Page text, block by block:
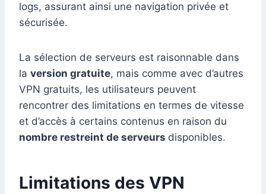
logs, assurant ainsi une navigation privée et
sécurisée.
La sélection de serveurs est raisonnable dans
la version gratuite, mais comme avec d’autres
VPN gratuits, les utilisateurs peuvent
rencontrer des limitations en termes de vitesse
et d’accès à certains contenus en raison du
nombre restreint de serveurs disponibles.
Limitations des VPN